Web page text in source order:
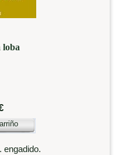
loba
engadido.